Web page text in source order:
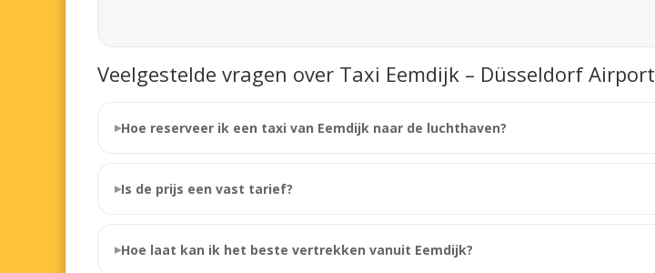
Veelgestelde vragen over Taxi Eemdijk – Düsseldorf Airport
Hoe reserveer ik een taxi van Eemdijk naar de luchthaven?
Is de prijs een vast tarief?
Hoe laat kan ik het beste vertrekken vanuit Eemdijk?